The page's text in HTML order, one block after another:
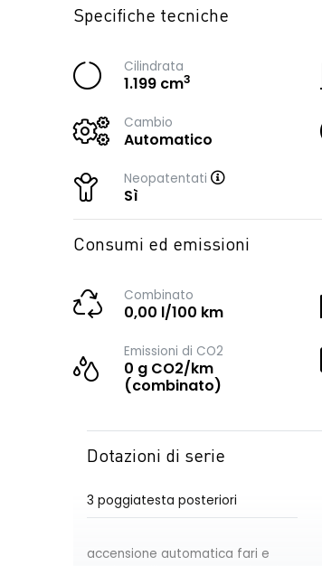
Specifiche tecniche
Cilindrata
1.199 cm3
Cambio
Automatico
Neopatentati
Sì
Consumi ed emissioni
Combinato
0,00 l/100 km
Emissioni di CO2
0 g CO2/km
(combinato)
Dotazioni di serie
3 poggiatesta posteriori
accensione automatica fari e